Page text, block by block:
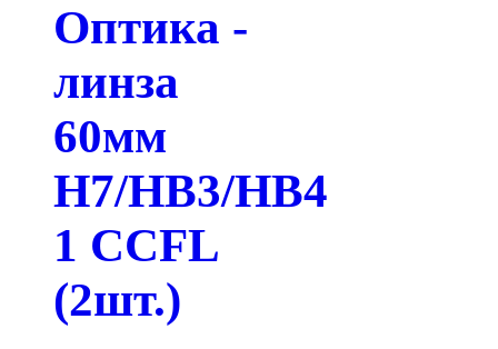
Оптика -
линза
60мм
H7/HB3/HB4
1 CCFL
(2шт.)